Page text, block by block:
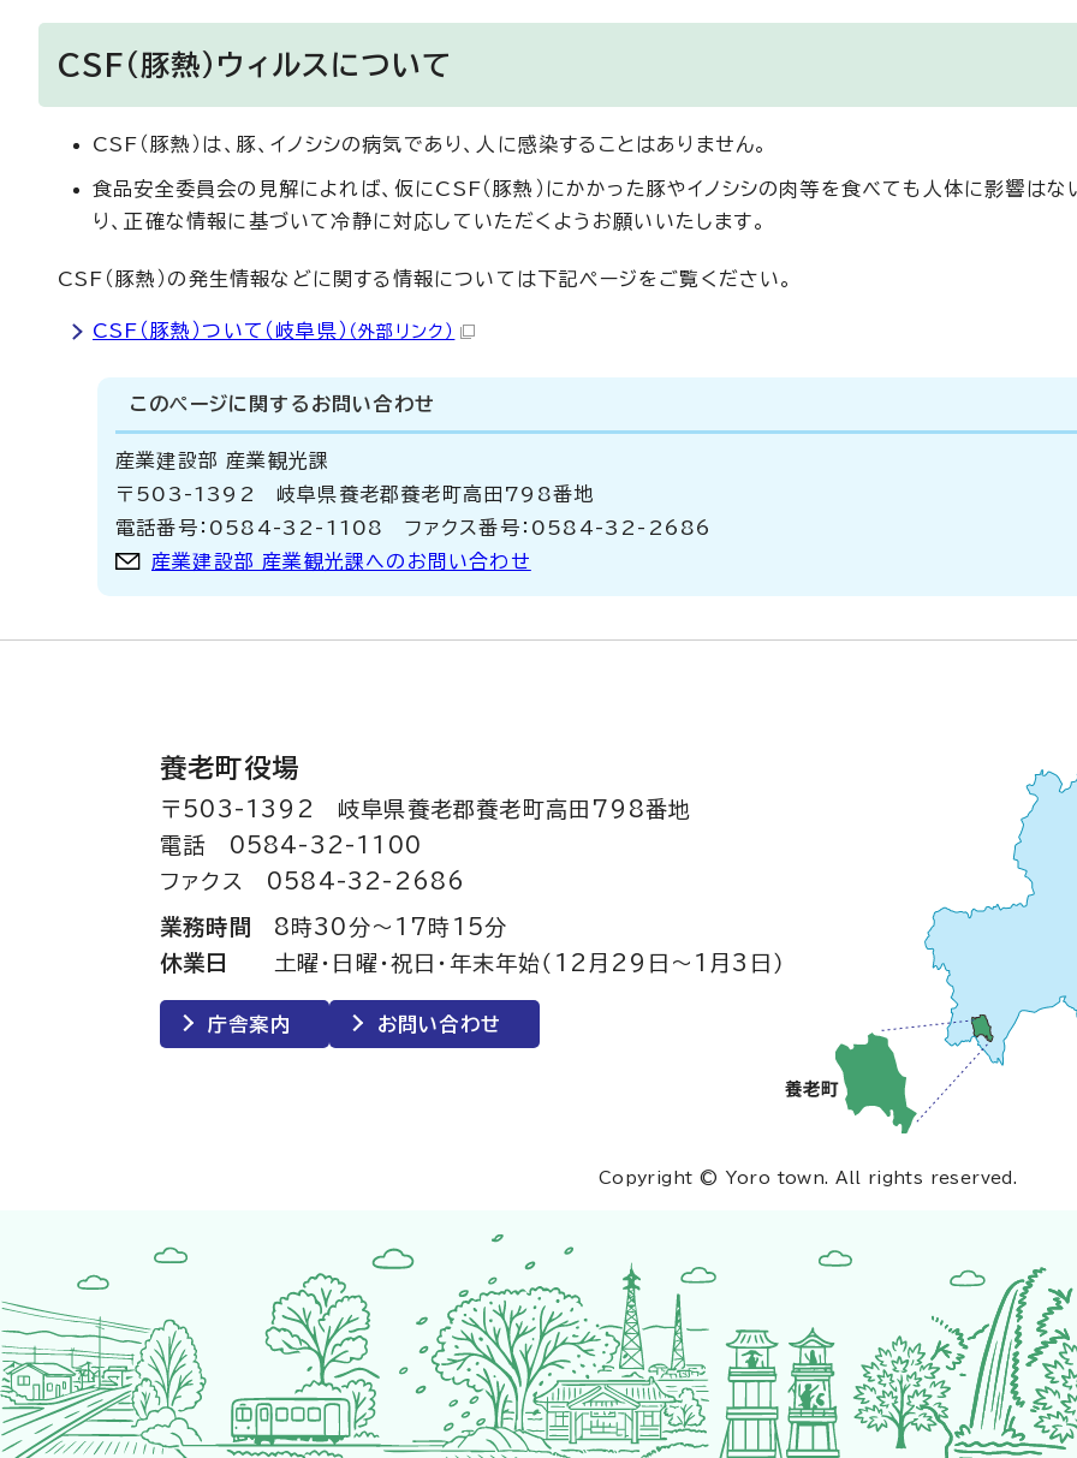
CSF（豚熱）ウィルスについて
CSF（豚熱）は、豚、イノシシの病気であり、人に感染することはありません。
食品安全委員会の見解によれば、仮にCSF（豚熱）にかかった豚やイノシシの肉等を食べても人体に影響はな
り、正確な情報に基づいて冷静に対応していただくようお願いいたします。
CSF（豚熱）の発生情報などに関する情報については下記ぺージをご覧ください。
CSF（豚熱）ついて（岐阜県） （外部リンク）
このページに関する お問い合わせ
産業建設部 産業観光課
〒503-1392 岐阜県養老郡養老町高田798番地
電話番号：0584-32-1108 ファクス番号：0584-32-2686
産業建設部 産業観光課へのお問い合わせ
養老町役場
〒503-1392 岐阜県養老郡養老町高田798番地
電話 0584-32-1100
ファクス 0584-32-2686
業務時間
8時30分～17時15分
休業日
土曜・日曜・祝日・年末年始（12月29日～1月3日）
庁舎案内 お問い合わせ
Copyright © Yoro town. All rights reserved.